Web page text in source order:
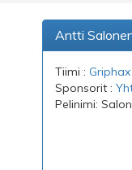
Antti
Tiimi :
Sponsorit :
Pelinimi: